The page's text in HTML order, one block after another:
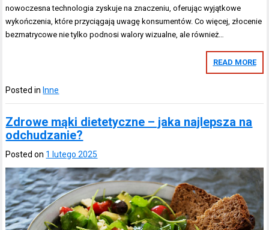
nowoczesna technologia zyskuje na znaczeniu, oferując wyjątkowe
wykończenia, które przyciągają uwagę konsumentów. Co więcej, złocenie
bezmatrycowe nie tylko podnosi walory wizualne, ale również…
READ MORE
Posted in Inne
Zdrowe mąki dietetyczne – jaka najlepsza na
odchudzanie?
Posted on 1 lutego 2025